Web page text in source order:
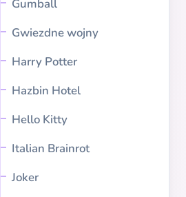
Gumball
Gwiezdne wojny
Harry Potter
Hazbin Hotel
Hello Kitty
Italian Brainrot
Joker